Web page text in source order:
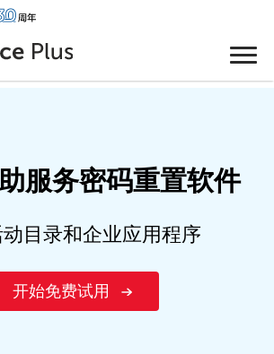
服务密码重置软件
目录和企业应用程序
开始免费试用